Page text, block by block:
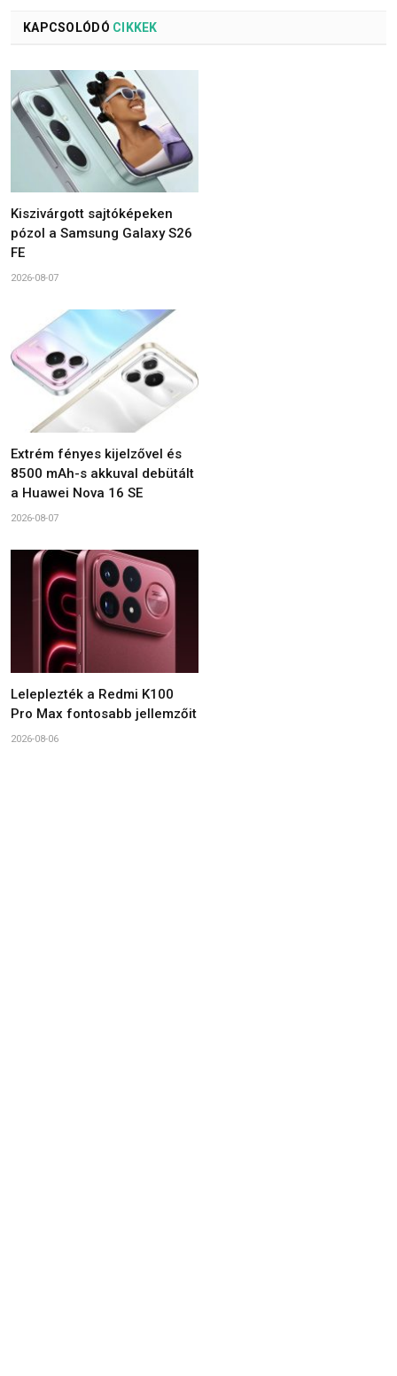
KAPCSOLÓDÓ CIKKEK
Kiszivárgott sajtóképeken
pózol a Samsung Galaxy S26
FE
2026-08-07
Extrém fényes kijelzővel és
8500 mAh-s akkuval debütált
a Huawei Nova 16 SE
2026-08-07
Leleplezték a Redmi K100
Pro Max fontosabb jellemzőit
2026-08-06